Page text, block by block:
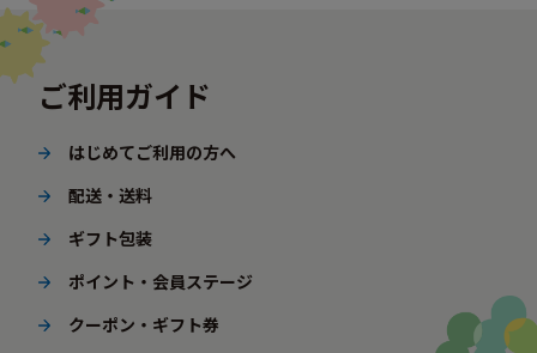
ご利用ガイド
はじめてご利用の方へ
配送・送料
ギフト包装
ポイント・会員ステージ
クーポン・ギフト券